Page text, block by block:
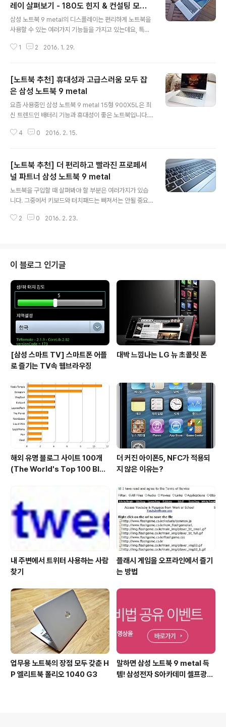
트북 9을 완전 방전 시킨뒤 충전을 해 보기로 했습니다. 그
런데, 삼성 노트북 9을 완전 방전시키려고 했는데 배터리
가 5% 남은 시점에서 자동으로 화면이 꺼지면서 더이상
사용이 불가능 하더군요. 그래서 완전 방전은 시킬수 없었
는데 아마도 노트북에 저장된 데이터를 보호하기 위해 배
레이 살펴보기 - 180도 힌지 & 컨설팅 모드,
350니트 밝기, 광시야각 패널
삼성 노트북 9 metal의 디스플레이는 편리하게 노트북을
사용할 수 있는 여러가지 기능들을 가지고 있는데요, 특히
컨설팅 모드가 새롭게 적용된 것이 눈에 띄는 점입니다. 삼
니다. 노트북 화면이 이렇게 펼쳐지면 여러사람이 함께 일
을 하거나 회의를 할때 노트북 화면에 있는 내용을 같이 보
면서 이야기하고 설명할때 최적의 편의성을 제공해 주기
때문에 매우 편리하죠. 또한, 학생들의 경우 여러명이 조를
함께 보며 쉽게 커뮤니케이션을 할 수 있다는 장점이 있습
1 2 2016. 1. 29.
[노트북 추천] 휴대성과 고급스러움 모두 잡
은 삼성 노트북 9 metal
요즘 사용중인 삼성 노트북 9 metal 15형 900X5L은 최
신 트렌드인 배터리 기능과 휴대성이 좋은 노트북입니다.
l 15형의 배터리 성능은 매우 만족스러운 편이었죠. 최근
성 노트북 9 metal 15형은 무게가 1.29kg에 불과하기 때
문에 휴대성이 매우 좋은 편이죠. 2015년 출시된 전작 삼
성 노트북 9 스타일도 두께 16.9mm, 무게 1.55kg으로
얇고 가벼운 편이었는데 삼성 노트북 9 metal은 이보다
metal은 15형 크기(38.1cm)의 대형 디스플레이가..
4 0 2016. 2. 15.
[노트북 추천] 더 편리하고 빨라진 프로페셔
널 파트너 삼성 노트북 9 metal
노트북을 구입할 때 살펴봐야 할 부분은 여러가지가 있습
니다. 그중에서 키보드와 터치패드는 빠져서는 안될 중요
달리 노트북은 자료나 문서 작성을 하는데 많이 사용하게
9 metal 900X5L은 손가락 모양에 최적화된 곡선형 키
캡이 적용된 키보드가 탑재되어 있는데 사진에서 보다시피
키캡의 가운데 부분이 U자 모양으로 살짝 들어가 있는 것
을 알 수 있습니다. 이 곡선형 키캡 덕분에 손가락에 가해지
는 충격이 적어 오랫동안 타이핑을 해도 피로감이 적어 편
2 0 2016. 2. 23.
이 블로그 인기글
[삼성 스마트 TV] 스마트폰 어플
로 즐기는 TV속 웹브라우징
대박 느낌나는 LG 뉴 초콜릿 폰
해외 유명 블로그 사이트 100개
(The World's Top 100 Blog
더 커진 아이폰5, NFC가 적용되
지 않은 이유는?
내 주변에서 트위터 사용하는 사람
찾기
플래시 게임을 오프라인에서 즐기
는 방법
업무용 노트북의 장점 모두 갖춘 H
P 엘리트북 폴리오 1040 G3
말하면 삼성 노트북 9 metal 득
템! 삼성전자 S아카데미 셀프광고